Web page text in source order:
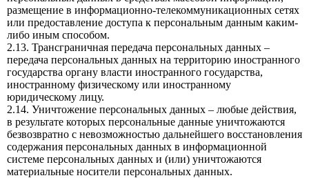
размещение в информационно-телекоммуникационных сетях
или предоставление доступа к персональным данным каким-
либо иным способом.
2.13. Трансграничная передача персональных данных –
передача персональных данных на территорию иностранного
государства органу власти иностранного государства,
иностранному физическому или иностранному
юридическому лицу.
2.14. Уничтожение персональных данных – любые действия,
в результате которых персональные данные уничтожаются
безвозвратно с невозможностью дальнейшего восстановления
содержания персональных данных в информационной
системе персональных данных и (или) уничтожаются
материальные носители персональных данных.